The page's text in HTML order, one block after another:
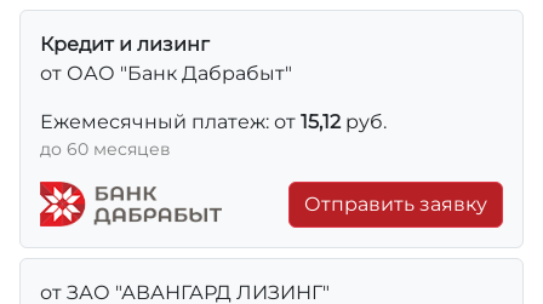
Кредит и лизинг
от ОАО "Банк Дабрабыт"
Ежемесячный платеж: от 15,12 руб.
до 60 месяцев
Отправить заявку
от ЗАО "АВАНГАРД ЛИЗИНГ"